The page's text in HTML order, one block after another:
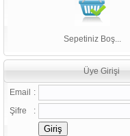
Sepetiniz Boş...
Üye Girişi
Email
:
Şifre
: